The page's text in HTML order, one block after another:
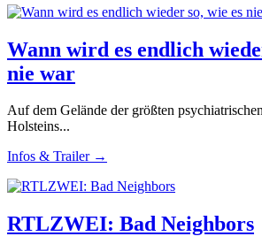
Wann wird es endlich
nie war
Auf dem Gelände der größten
Holsteins...
Infos & Trailer →
RTLZWEI: Bad Neighbors